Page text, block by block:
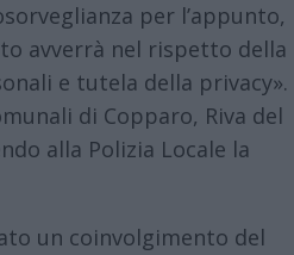
per l’appunto,
avverrà nel rispetto della
e tutela della privacy».
di Copparo, Riva del
alla Polizia Locale la
un coinvolgimento del